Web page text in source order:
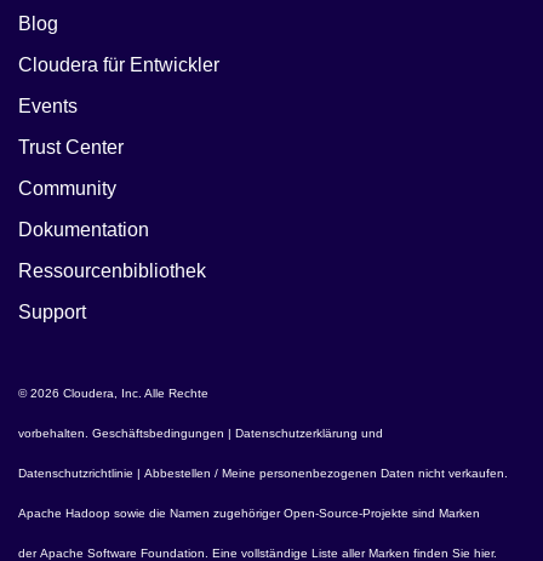
Blog
Cloudera für Entwickler
Events
Trust Center
Community
Dokumentation
Ressourcenbibliothek
Support
© 2026 Cloudera, Inc. Alle Rechte
vorbehalten. Geschäftsbedingungen Datenschutzerklärung und
Datenschutzrichtlinie Abbestellen / Meine personenbezogenen Daten nicht verkaufen.
Apache Hadoop sowie die Namen zugehöriger Open-Source-Projekte sind Marken
derApache Software Foundation. Eine vollständige Liste aller Marken finden Sie hier.